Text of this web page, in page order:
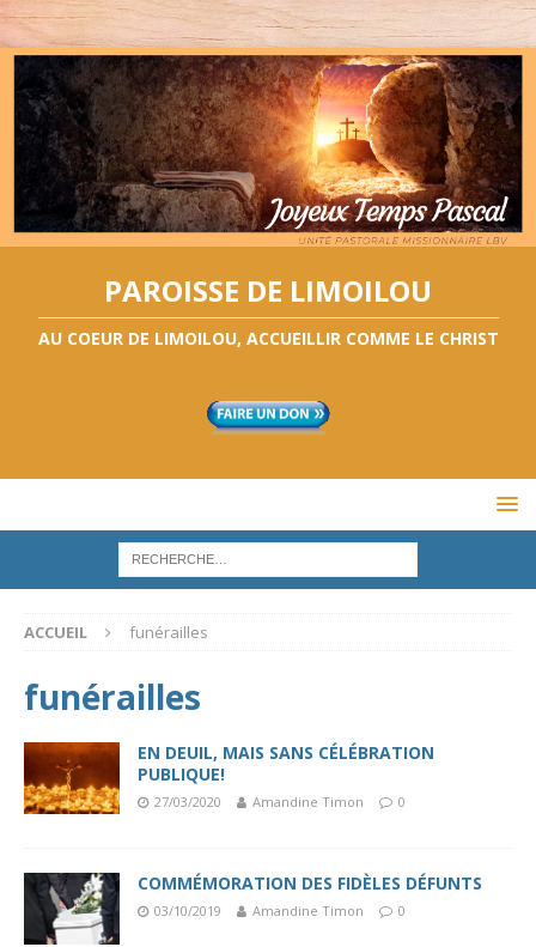
PAROISSE DE LIMOILOU
AU COEUR DE LIMOILOU, ACCUEILLIR COMME LE CHRIST
ACCUEIL funérailles
funérailles
EN DEUIL, MAIS SANS CÉLÉBRATION
PUBLIQUE!
27/03/2020 Amandine Timon 0
COMMÉMORATION DES FIDÈLES DÉFUNTS
03/10/2019 Amandine Timon 0